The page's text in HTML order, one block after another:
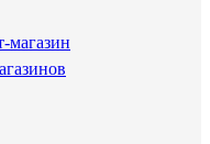
магазин